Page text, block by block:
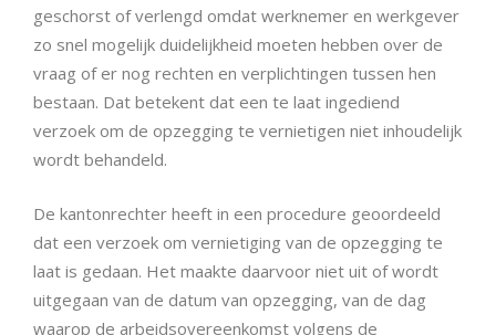
geschorst of verlengd omdat werknemer en werkgever
zo snel mogelijk duidelijkheid moeten hebben over de
vraag of er nog rechten en verplichtingen tussen hen
bestaan. Dat betekent dat een te laat ingediend
verzoek om de opzegging te vernietigen niet inhoudelijk
wordt behandeld.
De kantonrechter heeft in een procedure geoordeeld
dat een verzoek om vernietiging van de opzegging te
laat is gedaan. Het maakte daarvoor niet uit of wordt
uitgegaan van de datum van opzegging, van de dag
waarop de arbeidsovereenkomst volgens de